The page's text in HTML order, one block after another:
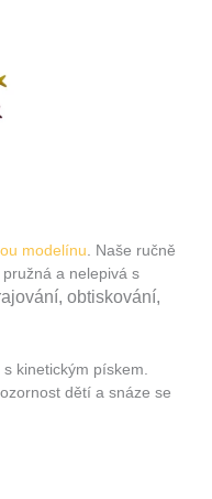
modelínu . Naše ručně
a nelepivá s
obtiskování,
kinetickým pískem.
dětí a snáze se